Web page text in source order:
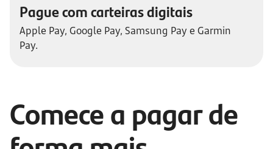
Pague com carteiras digitais
Apple Pay, Google Pay, Samsung Pay e Garmin
Pay.
Comece a pagar de